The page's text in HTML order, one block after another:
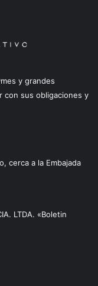
y grandes
con sus obligaciones y
cerca a la Embajada
LTDA. «Boletin